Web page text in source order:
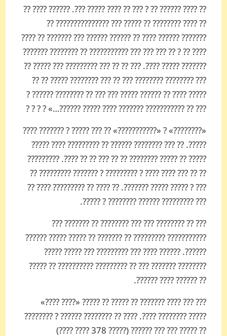
?? ???? ?????? ?? ? ??? ?? ???? ????? ???. ?????? ???? ??
?? ???? ???????? ?? ????? ??? ??????????????? ??
??????? ?????? ???? ?? ?????? ?????? ??? ??????? ?? ????
???? ?? ? ?? ??? ??? ??? ??????????? ?? ???????? ???????
??????? ????? ????. ??? ?? ?? ??? ????????? ??? ????? ??
??? ???????? ???????? ??? ?? ??? ???????? ????? ?? ??
????? ???? ?? ?????? ????? ??? ??? ?? ???????? ?????? ?
??? ?? ??????????? ??????? ???? ????? ??????…» ? ? ? ?
«????????» ? «???????????» ?? ??? ????? ? ??????? ????
?????. ?? ??? ???????? ?????? ?? ????????? ???? ?????
????? ?? ????? ???????? ?? ?? ??? ?? ?? ????. ?????????
?? ?? ??? ???? ???? ? ????????? ? ??????? ????????? ??
??? ? ????? ????? ???????. ?? ???? ?? ????????? ???? ??
??? ????????? ?????? ???????? ? ?????.
??? ?? ???????? ??? ??? ???????? ?? ??????? ???
??????????? ????????? ?? ??????? ?? ????? ????? ??????
??????. ?????? ???? ??? ????????? ??? ????? ?????
???????? ??????? ??? ?? ????????? ?????????? ?? ?????
?? ?????? ???? ??????.
??? ??? ???? ??????? ?? ????? ?? ????? «???? ????»
????? ???????? ????. ???? ?? ???????? ?????? ? ????????
?? ????? ??? ??? ?????? (????? 378 ???? ????)